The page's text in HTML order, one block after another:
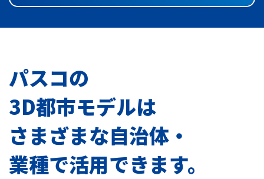
パスコの
3D都市モデルは
さまざまな自治体・
業種で活用できます。